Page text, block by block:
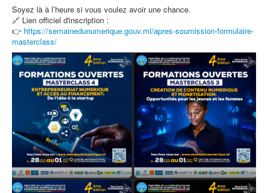
Soyez là à l’heure si vous voulez avoir une chance.
🔗 Lien officiel d'inscription :
👉 https://semainedunumerique.gouv.ml/apres-soumission-formulaire-
masterclass/